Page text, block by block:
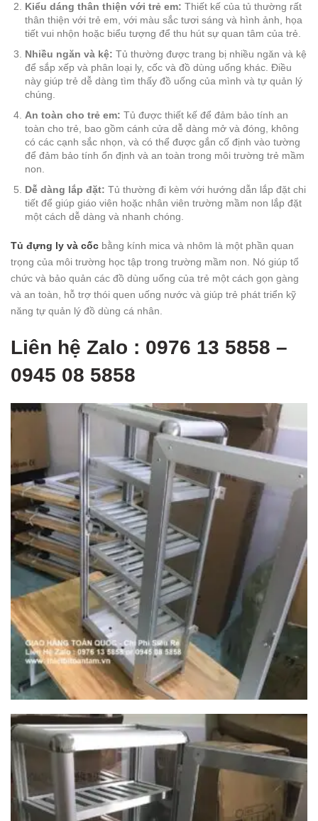
Kiểu dáng thân thiện với trẻ em: Thiết kế của tủ thường rất
thân thiện với trẻ em, với màu sắc tươi sáng và hình ảnh, họa
tiết vui nhộn hoặc biểu tượng để thu hút sự quan tâm của trẻ.
Nhiều ngăn và kệ: Tủ thường được trang bị nhiều ngăn và kệ
để sắp xếp và phân loại ly, cốc và đồ dùng uống khác. Điều
này giúp trẻ dễ dàng tìm thấy đồ uống của mình và tự quản lý
chúng.
An toàn cho trẻ em: Tủ được thiết kế để đảm bảo tính an
toàn cho trẻ, bao gồm cánh cửa dễ dàng mở và đóng, không
có các cạnh sắc nhọn, và có thể được gắn cố định vào tường
để đảm bảo tính ổn định và an toàn trong môi trường trẻ mầm
non.
Dễ dàng lắp đặt: Tủ thường đi kèm với hướng dẫn lắp đặt chi
tiết để giúp giáo viên hoặc nhân viên trường mầm non lắp đặt
một cách dễ dàng và nhanh chóng.
Tủ đựng ly và cốc bằng kính mica và nhôm là một phần quan
trọng của môi trường học tập trong trường mầm non. Nó giúp tổ
chức và bảo quản các đồ dùng uống của trẻ một cách gọn gàng
và an toàn, hỗ trợ thói quen uống nước và giúp trẻ phát triển kỹ
năng tự quản lý đồ dùng cá nhân.
Liên hệ Zalo : 0976 13 5858 –
0945 08 5858